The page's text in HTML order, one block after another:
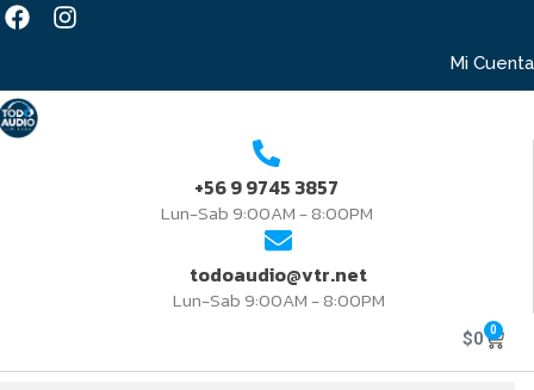
Mi Cuenta
+56 9 9745 3857
Lun-Sab 9:00AM - 8:00PM
todoaudio@vtr.net
Lun-Sab 9:00AM - 8:00PM
$0 0